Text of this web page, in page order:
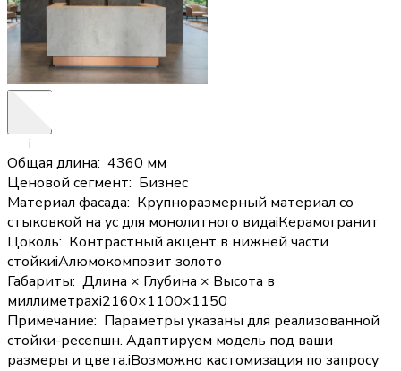
i
Общая длина: 4360 мм
Ценовой сегмент: Бизнес
Материал фасада: Крупноразмерный материал со
стыковкой на ус для монолитного видаiКерамогранит
Цоколь: Контрастный акцент в нижней части
стойкиiАлюмокомпозит золото
Габариты: Длина × Глубина × Высота в
миллиметрахi2160×1100×1150
Примечание: Параметры указаны для реализованной
стойки-ресепшн. Адаптируем модель под ваши
размеры и цвета.iВозможно кастомизация по запросу